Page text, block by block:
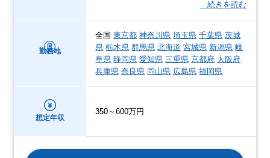
…続きを読む
勤務地
全国東京都 神奈川県 埼玉県 千葉県 茨城
県 栃木県 群馬県 北海道 宮城県 新潟県 岐
阜県 静岡県 愛知県 三重県 京都府 大阪府
兵庫県 奈良県 岡山県 広島県 福岡県
想定年収
350～600万円